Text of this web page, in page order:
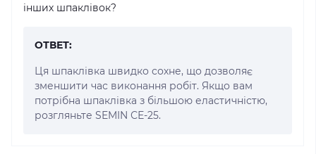
інших шпаклівок?
ОТВЕТ:
Ця шпаклівка швидко сохне, що дозволяє
зменшити час виконання робіт. Якщо вам
потрібна шпаклівка з більшою еластичністю,
розгляньте SEMIN СЕ-25.